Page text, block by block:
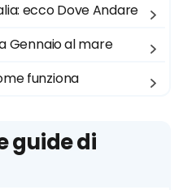
ecco Dove Andare
Gennaio al mare
funziona
guide di